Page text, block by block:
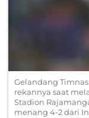
Gelandang
rekannya saat
Stadion
menang 4-2 dari